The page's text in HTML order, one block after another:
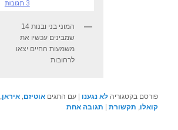
המוני בני ובנות 14
שמבינים עכשיו את
משמעות החיים יצאו
לרחובות
פורסם בקטגוריה לא נגענו |עם התגים אוטיזם,איראן,
קואלו, תקשורת | תגובהאחת